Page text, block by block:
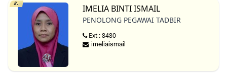
8. IMELIA BINTI ISMAIL
PENOLONG PEGAWAI TADBIR
Ext : 8480